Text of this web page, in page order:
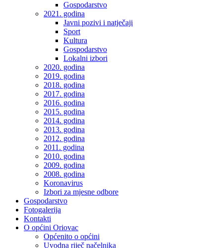
Gospodarstvo
2021. godina
Javni pozivi i natječaji
Sport
Kultura
Gospodarstvo
Lokalni izbori
2020. godina
2019. godina
2018. godina
2017. godina
2016. godina
2015. godina
2014. godina
2013. godina
2012. godina
2011. godina
2010. godina
2009. godina
2008. godina
Koronavirus
Izbori za mjesne odbore
Gospodarstvo
Fotogalerija
Kontakti
O općini Oriovac
Općenito o općini
Uvodna riječ načelnika